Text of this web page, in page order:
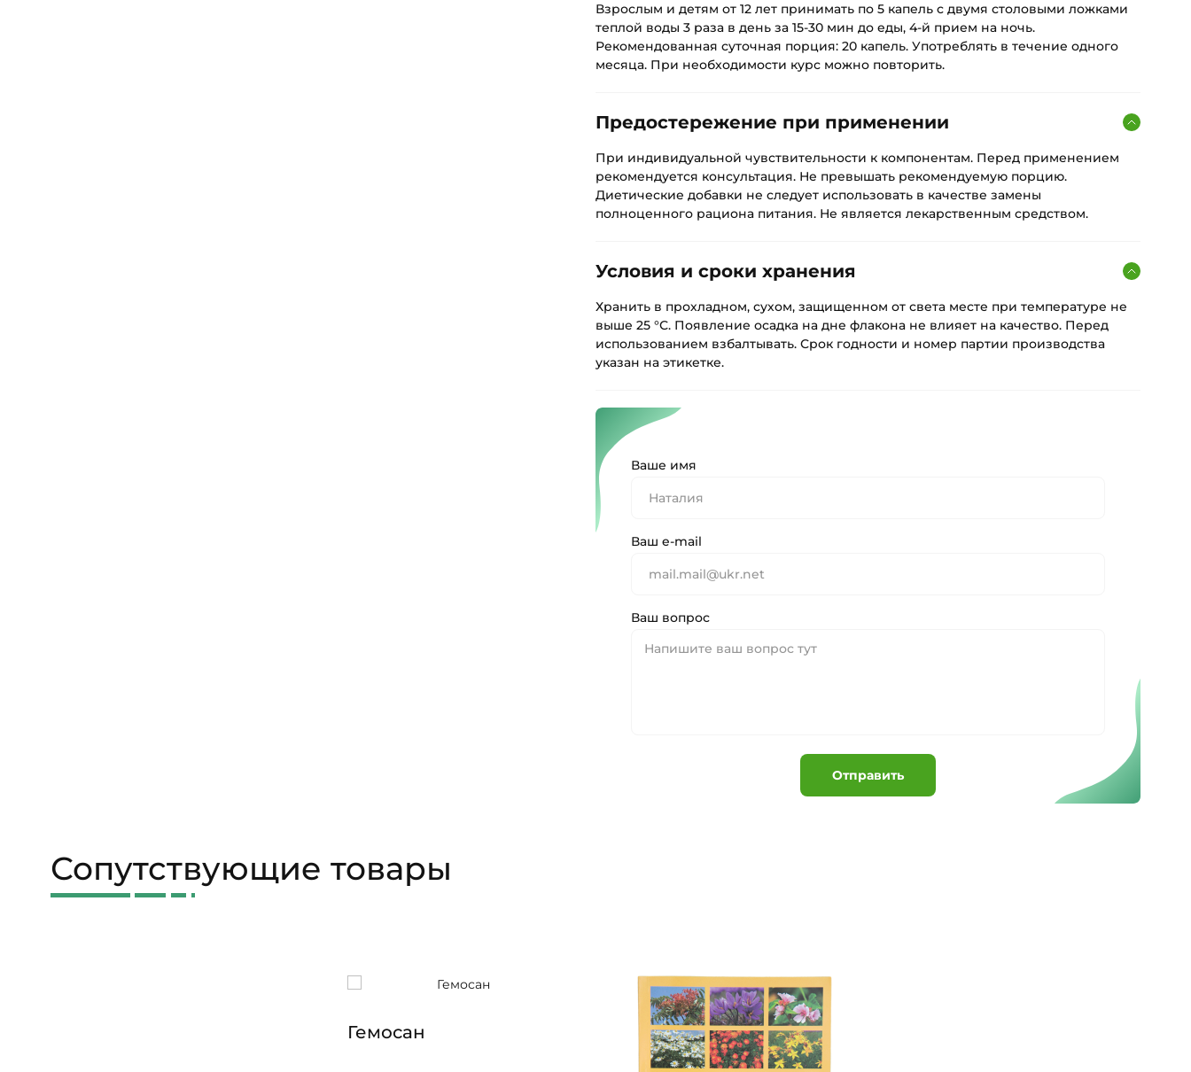
Взрослым и детям от 12 лет принимать по 5 капель с двумя столовыми ложками
теплой воды 3 раза в день за 15-30 мин до еды, 4-й прием на ночь.
Рекомендованная суточная порция: 20 капель. Употреблять в течение одного
месяца. При необходимости курс можно повторить.
Предостережение при применении
При индивидуальной чувствительности к компонентам. Перед применением
рекомендуется консультация. Не превышать рекомендуемую порцию.
Диетические добавки не следует использовать в качестве замены
полноценного рациона питания. Не является лекарственным средством.
Условия и сроки хранения
Хранить в прохладном, сухом, защищенном от света месте при температуре не
выше 25 °С. Появление осадка на дне флакона не влияет на качество. Перед
использованием взбалтывать. Срок годности и номер партии производства
указан на этикетке.
Ваше имя
Ваш e-mail
Ваш вопрос
Отправить
Сопутствующие товары
Гемосан